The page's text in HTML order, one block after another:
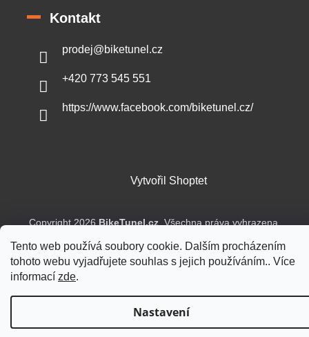
Tento web používá soubory cookie. Dalším procházením
tohoto webu vyjadřujete souhlas s jejich používáním.. Více
informací zde.
Nastavení
Kontakt
prodej@biketunel.cz
+420 773 545 551
https://www.facebook.com/biketunel.cz/
Vytvořil Shoptet
Copyright 2026 BikeTunel.cz. Všechna práva vyhrazena.